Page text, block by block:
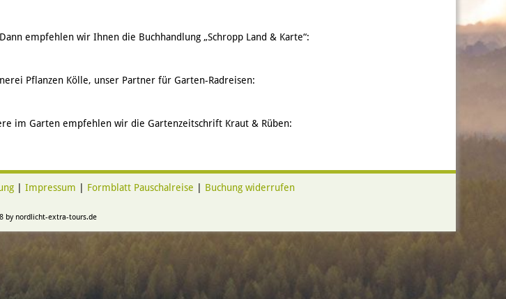
empfehlen wir Ihnen die Buchhandlung „Schropp Land & Karte“:
Pflanzen Kölle, unser Partner für Garten-Radreisen:
im Garten empfehlen wir die Gartenzeitschrift Kraut & Rüben:
| Impressum Formblatt Pauschalreise Buchung widerrufen
by nordlicht-extra-tours.de